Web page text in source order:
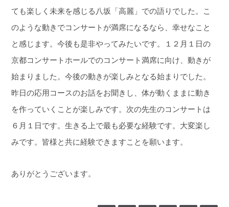
ても楽しく未来を感じる八坂「高麗」での語りでした。こ
のような動きでコンサートが満席になるなら、幸せなこと
と感じます。今後も是非やってみたいです。１２月１日の
京都コンサートホールでのコンサート満席に向け、動きが
始まりました。今後の動きが楽しみとなる始まりでした。
昨日の応用コースのお話をお聞きし、体が動くままに動き
を作っていくことが楽しみです。次の先生のコンサートは
６月１日です。生きる上で最も必要な経験です。大変楽し
みです。皆様と共に経験できますことを願います。
ありがとうございます。